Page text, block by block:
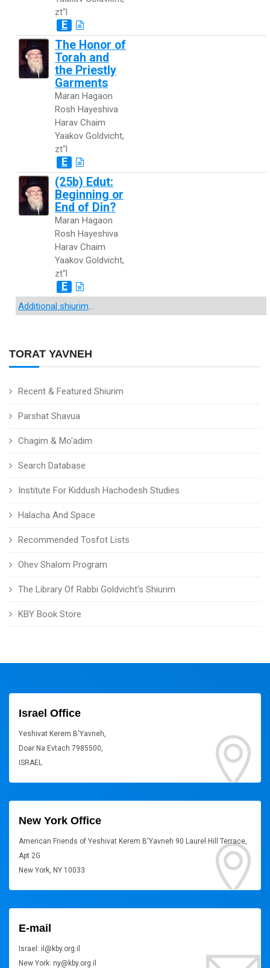
TORAT YAVNEH
Recent & Featured Shiurim
Parshat Shavua
Chagim & Mo'adim
Search Database
Institute For Kiddush Hachodesh Studies
Halacha And Space
Recommended Tosfot Lists
Ohev Shalom Program
The Library Of Rabbi Goldvicht's Shiurim
KBY Book Store
zt"l
E
The Honor of
Torah and
the Priestly
Garments
Maran Hagaon
Rosh Hayeshiva
Harav Chaim
Yaakov Goldvicht,
zt"l
E
(25b) Edut:
Beginning or
End of Din?
Maran Hagaon
Rosh Hayeshiva
Harav Chaim
Yaakov Goldvicht,
zt"l
E
Additional shiurim...
Israel Office
Yeshivat Kerem B'Yavneh,
Doar Na Evtach 7985500,
ISRAEL
New York Office
American Friends of Yeshivat Kerem B'Yavneh 90 Laurel Hill Terrace,
Apt 2G
New York, NY 10033
E-mail
Israel: il@kby.org.il
New York: ny@kby.org.il